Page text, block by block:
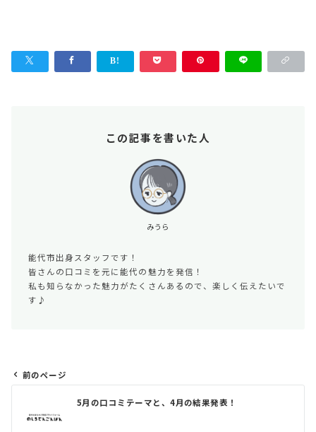
この記事を書いた人
みうら
能代市出身スタッフです！
皆さんの口コミを元に能代の魅力を発信！
私も知らなかった魅力がたくさんあるので、楽しく伝えたいで
す♪
前のページ
5月の口コミテーマと、4月の結果発表！